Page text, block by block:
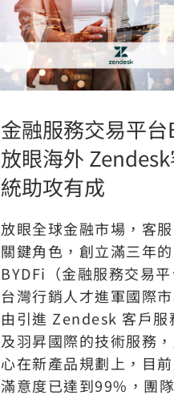
金融服務交易平台
放眼海外
統助攻有成
放眼全球金融市場，客
關鍵角色，創立滿三年的
BYDFi（金融服務交易
台灣行銷人才進軍國際
由引進 Zendesk 客戶服
及羽昇國際的技術服務
心在新產品規劃上，目
滿意度已達到99%，團